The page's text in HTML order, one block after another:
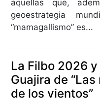
aquellas que,
geoestrategia
“mamagallismo” es...
La Filbo 2026
Guajira de
de los vientos”